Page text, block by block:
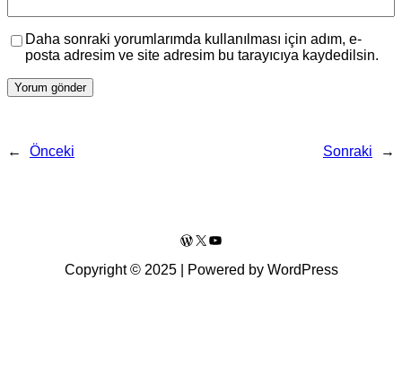
Daha sonraki yorumlarımda kullanılması için adım, e-
posta adresim ve site adresim bu tarayıcıya kaydedilsin.
← Önceki Sonraki →
WordPress
X YouTube
Copyright © 2025 | Powered by WordPress